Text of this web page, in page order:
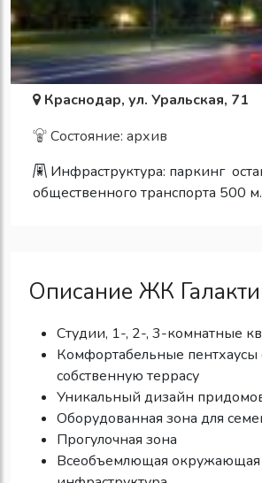
Краснодар, ул. Уральская, 71
Состояние: архив
Инфраструктура: паркинг
общественного транспорта 500 м.
Описание ЖК
Студии, 1-, 2-, 3-комнатные
Комфортабельные
собственную террасу
Уникальный дизайн
Оборудованная зона для
Прогулочная зона
Всеобъемлющая окружающая